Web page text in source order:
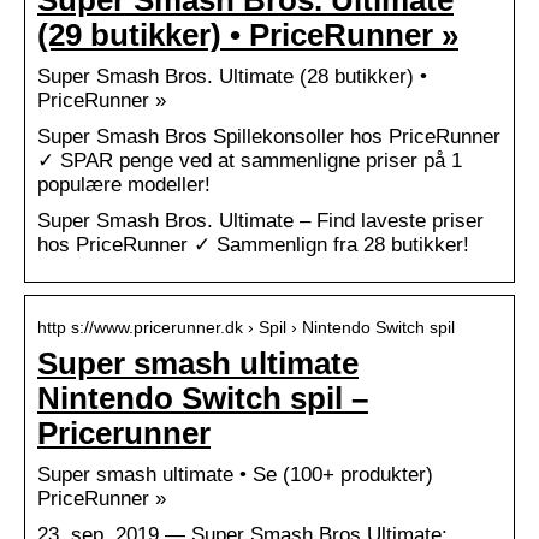
(29 butikker) • PriceRunner »
Super Smash Bros. Ultimate (28 butikker) •
PriceRunner »
Super Smash Bros Spillekonsoller hos PriceRunner
✓ SPAR penge ved at sammenligne priser på 1
populære modeller!
Super Smash Bros. Ultimate – Find laveste priser
hos PriceRunner ✓ Sammenlign fra 28 butikker!
http s://www.pricerunner.dk › Spil › Nintendo Switch spil
Super smash ultimate
Nintendo Switch spil –
Pricerunner
Super smash ultimate • Se (100+ produkter)
PriceRunner »
23. sep. 2019 — Super Smash Bros Ultimate: